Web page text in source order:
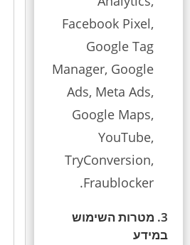
Facebook Pixel,
Google Tag
Manager, Google
Ads, Meta Ads,
Google Maps,
YouTube,
TryConversion,
Fraublocker.
3. מטרות השימוש
במידע
על סך
נפילה​
בן שנה ותשעה
חצויה בגן
בירושלים. כל
התחתון של
היה חסר.
נפל מגובה 2 מטרים
סבל מפרכוס.
יש לו אפילפסיה.
האפילפסיה נגרמה
מהנפילה,
שלא נגרם
פיצוי על סך
ילד בן שנה ותשעה
חודשים עלה על
מגלשה חצויה בגן
לאומי בירושלים. כל
החצי התחתון של
המגלשה היה חסר.
מאז יש לו אפילפסיה.
מומחה התביעה טען
למרות שלא נגרם